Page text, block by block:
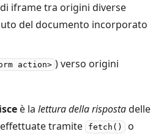
iframe tra origini diverse
del documento incorporato
action> ) verso origini
è la lettura della rispostadelle
tramite
fetch() o